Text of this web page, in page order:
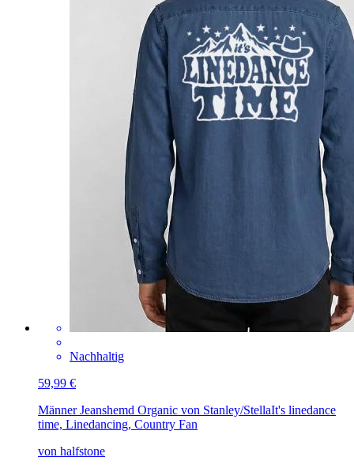
Nachhaltig
59,99 €
Männer Jeanshemd Organic von Stanley/StellaIt's linedance
time, Linedancing, Country Fan
von halfstone